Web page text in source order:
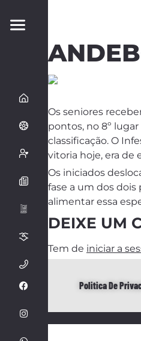
Os seniores
pontos, no 8º
classificação. O
vitoria hoje, era de
Os iniciados
fase a um dos
alimentar essa
DEIXE UM
Tem de iniciar a
Politica De